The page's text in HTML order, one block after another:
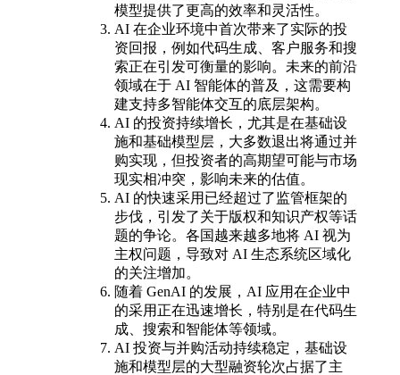
模型提供了更高的效率和灵活性。
AI 在企业环境中首次带来了实际的投
资回报，例如代码生成、客户服务和搜
索正在引发可衡量的影响。未来的前沿
领域在于 AI 智能体的普及，这需要构
建支持多智能体交互的底层架构。
AI 的投资持续增长，尤其是在基础设
施和基础模型层，大多数退出将通过并
购实现，但投资者的高期望可能与市场
现实相冲突，影响未来的估值。
AI 的快速采用已经超过了监管框架的
步伐，引发了关于版权和知识产权等话
题的争论。各国越来越多地将 AI 视为
主权问题，导致对 AI 生态系统区域化
的关注增加。
随着 GenAI 的发展，AI 应用在企业中
的采用正在迅速增长，特别是在代码生
成、搜索和智能体等领域。
AI 投资与并购活动持续稳定，基础设
施和模型层的大型融资轮次占据了主